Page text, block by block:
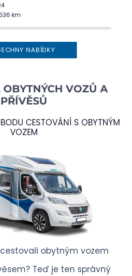
km
NABÍDKY
VOZŮ A
PŘÍVĚSŮ
CESTOVÁNÍ S OBYTNÝM
VOZEM
obytným vozem
Teď je ten správný